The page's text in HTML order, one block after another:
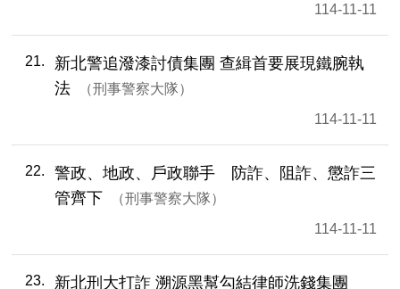
114-11-11
21
新北警追潑漆討債集團 查緝首要展現鐵腕執
法
刑事警察大隊
114-11-11
22
警政、地政、戶政聯手 防詐、阻詐、懲詐三
管齊下
刑事警察大隊
114-11-11
23 新北刑大打詐 溯源黑幫勾結律師洗錢集團